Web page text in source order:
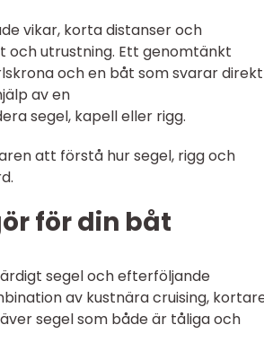
vikar, korta distanser och
och utrustning. Ett genomtänkt
och en båt som svarar direkt
av en
segel, kapell eller rigg.
att förstå hur segel, rigg och
för din båt
segel och efterföljande
av kustnära cruising,
segel som både är tåliga och